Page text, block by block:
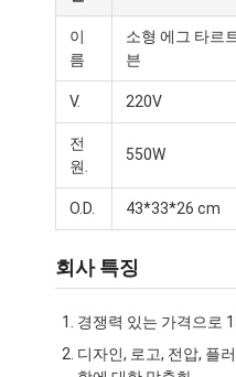
이
름
소형 에그 타르
븐
V. 220V
전
원.
550W
O.D. 43*33*26 cm
회사 특징
경쟁력 있는 가격으로
디자인, 로고, 전압, 플